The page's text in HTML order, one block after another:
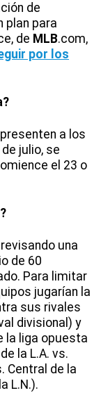
de
plan para
de MLB.com,
por los
a los
julio, se
el 23 o
una
de 60
Para limitar
jugarían la
sus rivales
divisional) y
la liga opuesta
la L.A. vs.
Central de la
L.N.).